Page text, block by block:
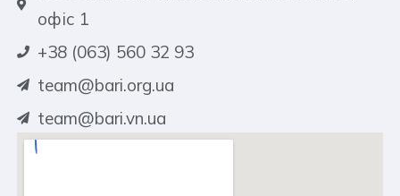
офіс 1
+38 (063) 560 32 93
team@bari.org.ua
team@bari.vn.ua